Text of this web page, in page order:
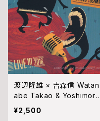
渡辺隆雄 × 吉森信 Watan
abe Takao & Yoshimori
Makoto - ラッパ唄う ピア
ノ踊る 〜Live 2016〜 (C
¥2,500